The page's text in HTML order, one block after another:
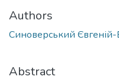
Authors
Синоверський Євгеній-
Abstract